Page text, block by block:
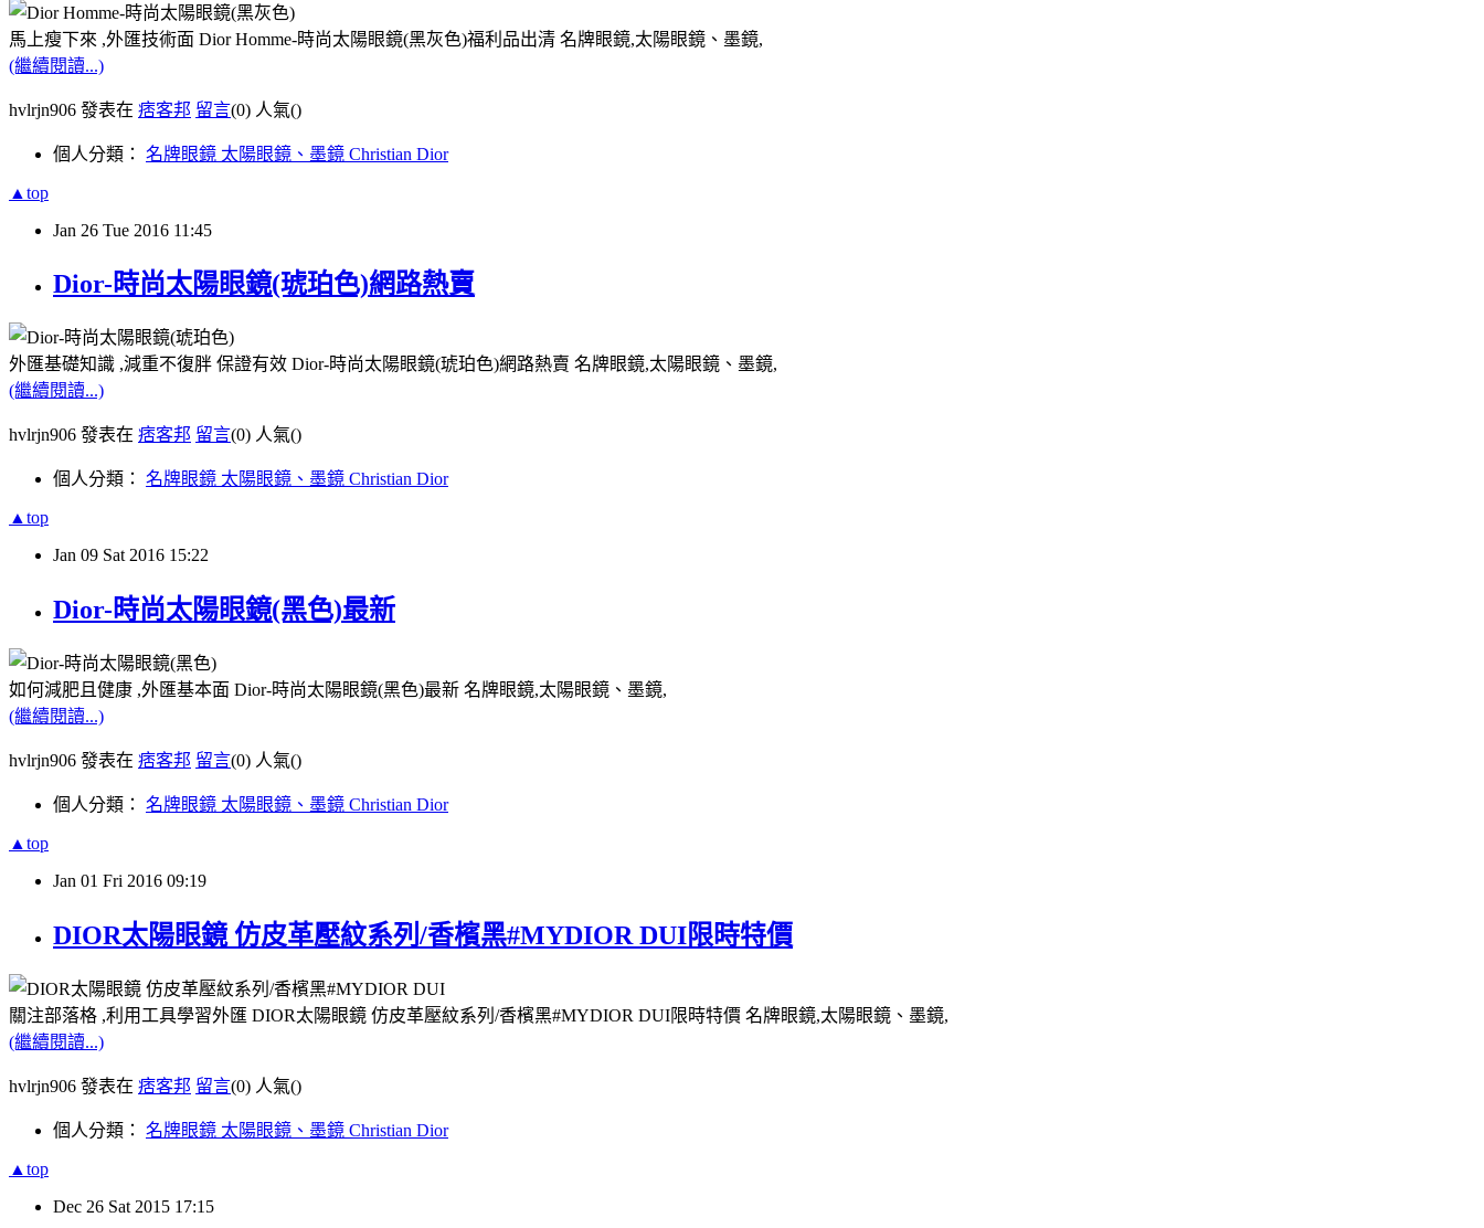
馬上瘦下來 ,外匯技術面 Dior Homme-時尚太陽眼鏡(黑灰色)福利品出清 名牌眼鏡,太陽眼鏡、墨鏡,
(繼續閱讀...)
hvlrjn906 發表在 痞客邦 留言(0) 人氣()
個人分類： 名牌眼鏡 太陽眼鏡、墨鏡 Christian Dior
▲top
Jan 26 Tue 2016 11:45
Dior-時尚太陽眼鏡(琥珀色)網路熱賣
外匯基礎知識 ,減重不復胖 保證有效 Dior-時尚太陽眼鏡(琥珀色)網路熱賣 名牌眼鏡,太陽眼鏡、墨鏡,
(繼續閱讀...)
hvlrjn906 發表在 痞客邦 留言(0) 人氣()
個人分類： 名牌眼鏡 太陽眼鏡、墨鏡 Christian Dior
▲top
Jan 09 Sat 2016 15:22
Dior-時尚太陽眼鏡(黑色)最新
如何減肥且健康 ,外匯基本面 Dior-時尚太陽眼鏡(黑色)最新 名牌眼鏡,太陽眼鏡、墨鏡,
(繼續閱讀...)
hvlrjn906 發表在 痞客邦 留言(0) 人氣()
個人分類： 名牌眼鏡 太陽眼鏡、墨鏡 Christian Dior
▲top
Jan 01 Fri 2016 09:19
DIOR太陽眼鏡 仿皮革壓紋系列/香檳黑#MYDIOR DUI限時特價
關注部落格 ,利用工具學習外匯 DIOR太陽眼鏡 仿皮革壓紋系列/香檳黑#MYDIOR DUI限時特價 名牌眼鏡,太陽眼鏡、墨鏡,
(繼續閱讀...)
hvlrjn906 發表在 痞客邦 留言(0) 人氣()
個人分類： 名牌眼鏡 太陽眼鏡、墨鏡 Christian Dior
▲top
Dec 26 Sat 2015 17:15